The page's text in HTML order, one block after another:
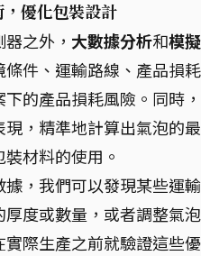
優化包裝設計
之外， 大數據分析和模
件、運輸路線、產品損
的產品損耗風險。同時
，精準地計算出氣泡的
材料的使用。
，我們可以發現某些運
度或數量，或者調整氣
際生產之前就驗證這些